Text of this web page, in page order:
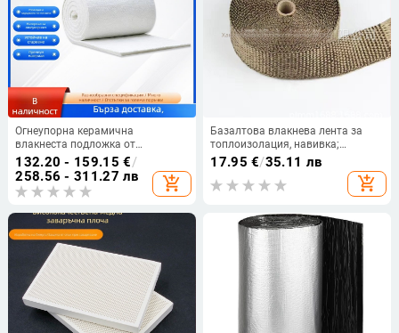
Огнеупорна керамична
влакнеста подложка от
алуминосиликат, ядро: иглена
подложка от алуминосиликат,
влакнеста форма, навивка,
огнеустойчивост
132.20 - 159.15 €/
258.56 - 311.27 лв
add_shopping_cart
Базалтова влакнева лента за
топлоизолация, навивка;
рефрактерна температура 900°C;
диапазон на работа -50…900°C;
топлопроводимост 0.03 W/mK;
основен материал: базалтова
17.95 €/35.11 лв
add_shopping_cart